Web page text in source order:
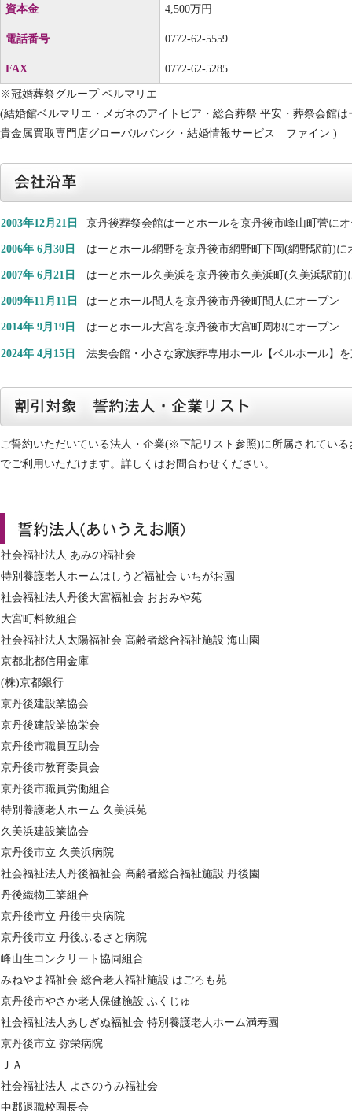
資本金 4,500万円
電話番号 0772-62-5559
FAX 0772-62-5285
※冠婚葬祭グループ ベルマリエ
(結婚館ベルマリエ・メガネのアイトピア・総合葬祭 平安・葬祭会館は
貴金属買取専門店グローバルバンク・結婚情報サービス ファイン )
2003年12月21日 京丹後葬祭会館はーとホールを京丹後市峰山町菅に
2006年 6月30日 はーとホール網野を京丹後市網野町下岡(網野駅前)に
2007年 6月21日 はーとホール久美浜を京丹後市久美浜町(久美浜駅前)
2009年11月11日 はーとホール間人を京丹後市丹後町間人にオープン
2014年 9月19日 はーとホール大宮を京丹後市大宮町周枳にオープン
2024年 4月15日 法要会館・小さな家族葬専用ホール【ベルホール】
ご誓約いただいている法人・企業(※下記リスト参照)に所属されてい
でご利用いただけます。詳しくはお問合わせください。
社会福祉法人 あみの福祉会
特別養護老人ホームはしうど福祉会 いちがお園
社会福祉法人丹後大宮福祉会 おおみや苑
大宮町料飲組合
社会福祉法人太陽福祉会 高齢者総合福祉施設 海山園
京都北都信用金庫
(株)京都銀行
京丹後建設業協会
京丹後建設業協栄会
京丹後市職員互助会
京丹後市教育委員会
京丹後市職員労働組合
特別養護老人ホーム 久美浜苑
久美浜建設業協会
京丹後市立 久美浜病院
社会福祉法人丹後福祉会 高齢者総合福祉施設 丹後園
丹後織物工業組合
京丹後市立 丹後中央病院
京丹後市立 丹後ふるさと病院
峰山生コンクリート協同組合
みねやま福祉会 総合老人福祉施設 はごろも苑
京丹後市やさか老人保健施設 ふくじゅ
社会福祉法人あしぎぬ福祉会 特別養護老人ホーム満寿園
京丹後市立 弥栄病院
ＪＡ
社会福祉法人 よさのうみ福祉会
中郡退職校園長会